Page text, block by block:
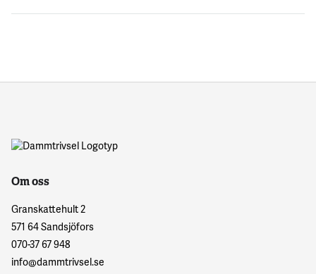
Om oss
Granskattehult 2
571 64 Sandsjöfors
070-37 67 948
info@dammtrivsel.se